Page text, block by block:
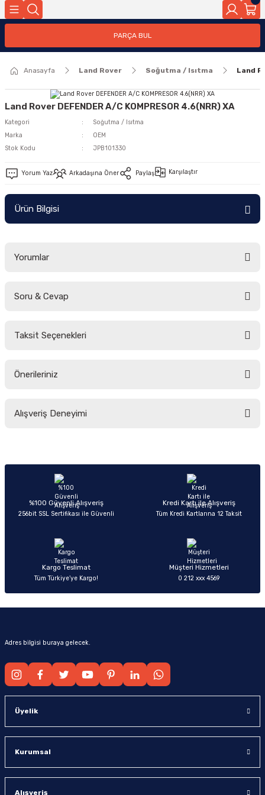
PARÇA BUL
Anasayfa Land Rover Soğutma / Isıtma Land
Land Rover DEFENDER A/C KOMPRESOR 4.6(NRR) XA
Kategori
Soğutma / Isıtma
Marka
OEM
Stok Kodu
JPB101330
Yorum Yaz Arkadaşına Öner Paylaş Karşılaştır
Ürün Bilgisi
Yorumlar
Soru & Cevap
Taksit Seçenekleri
Önerileriniz
yetersiz gördüğünüz noktaları öneri formunu kullanarak tarafımıza
Ürün açıklamasında eksik bilgiler bulunuyor.
Ürün bilgilerinde hatalar bulunuyor.
Ürün fiyatı diğer sitelerden daha pahalı.
Alışveriş Deneyimi
Sitemize ilk yorumu siz yapın!
%100 Güvenli Alışveriş
256bit SSL Sertifikası ile Güvenli
Kredi Kartı ile Alışveriş
Tüm Kredi Kartlarına 12 Taksit
Kargo Teslimat
Tüm Türkiye’ye Kargo!
Müşteri Hizmetleri
0 212 xxx 4569
Adres bilgisi buraya gelecek.
Üyelik
Kurumsal
Alışveriş